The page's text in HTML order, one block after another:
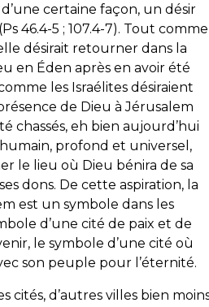
certaine façon, un désir
46.4-5 ; 107.4-7). Tout comme
désirait retourner dans la
en Éden après en avoir été
les Israélites désiraient
de Dieu à Jérusalem
chassés, eh bien aujourd’hui
profond et universel,
le lieu où Dieu bénira de sa
dons. De cette aspiration, la
est un symbole dans les
d’une cité de paix et de
le symbole d’une cité où
son peuple pour l’éternité.
cités, d’autres villes bien